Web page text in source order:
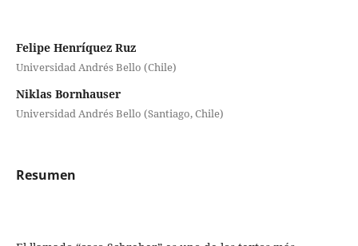
Felipe Henríquez Ruz
Universidad Andrés Bello (Chile)
Niklas Bornhauser
Universidad Andrés Bello (Santiago, Chile)
Resumen